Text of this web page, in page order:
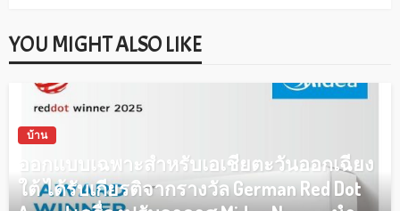
YOU MIGHT ALSO LIKE
บ้าน
ออกแบบเฉพาะสำหรับเอเชียตะวันออกเฉียง
ใต้ ได้รับเกียรติจากรางวัล German Red Dot